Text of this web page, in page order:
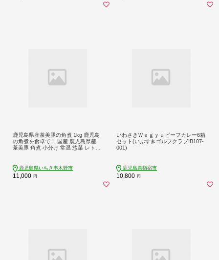
鹿児島県産茶美豚の角煮 1kg 鹿児島
の角煮を食卓で！ 国産 鹿児島県産
茶美豚 角煮 小分け 常温 惣菜 レトル
鹿児島県いちき串木野市
11,000 円
いわさきＷａｇｙｕビーフカレー6箱
セット(いぶすきゴルフクラブIB107-
001)
鹿児島県指宿市
10,800 円